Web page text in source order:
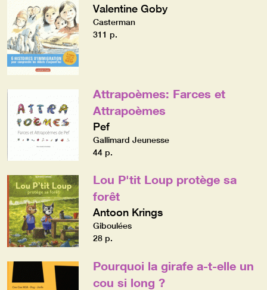
Valentine Goby
Casterman
311 p.
Attrapoèmes: Farces et
Attrapoèmes
Pef
Gallimard Jeunesse
44 p.
Lou P'tit Loup protège sa
forêt
Antoon Krings
Giboulées
28 p.
Pourquoi la girafe a-t-elle un
cou si long ?